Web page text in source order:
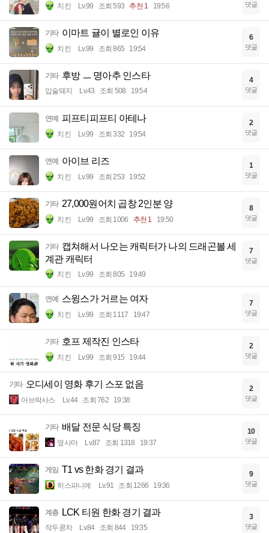
치킨 Lv.99 조회 593 추천 1 19:56 댓글
기타 이마트 귤이 별로인 이유
치킨 Lv.99 조회 865 19:54
6
댓글
기타 후방 ㅡ 명아추 인스타
입술돼지 Lv.43 조회 508 19:54
4
댓글
연예 피프티피프티 아테나
치킨 Lv.99 조회 332 19:54
2
댓글
연예 아이브 리즈
치킨 Lv.99 조회 253 19:52
1
댓글
기타 27,000원어치 곱창 2인분 양
치킨 Lv.99 조회 1006 추천 1 19:50
8
댓글
기타 캡쳐해서 나오는 캐릭터가 나의 드래곤볼 세
계관 캐릭터
치킨 Lv.99 조회 805 19:49
7
댓글
연예 스윙스가 거르는 여자
치킨 Lv.99 조회 1117 19:47
7
댓글
기타 호프 제작진 인스타
치킨 Lv.99 조회 915 19:44
2
댓글
기타 오디세이 영화 후기 스포 없음
아브락사스 Lv.44 조회 762 19:38
2
댓글
기타 배달 전문 식당 특징
옆사마 Lv.87 조회 1318 19:37
10
댓글
게임 T1 vs 한화 경기 결과
히스파니에 Lv.91 조회 1266 19:36
9
댓글
계층 LCK 티원 한화 경기 결과
작두콩차 Lv.84 조회 844 19:35
3
댓글